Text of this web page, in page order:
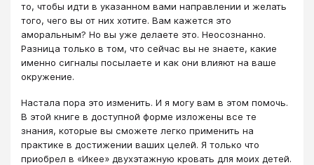
то, чтобы идти в указанном вами направлении и желать
того, чего вы от них хотите. Вам кажется это
аморальным? Но вы уже делаете это. Неосознанно.
Разница только в том, что сейчас вы не знаете, какие
именно сигналы посылаете и как они влияют на ваше
окружение.
Настала пора это изменить. И я могу вам в этом помочь.
В этой книге в доступной форме изложены все те
знания, которые вы сможете легко применить на
практике в достижении ваших целей. Я только что
приобрел в «Икее» двухэтажную кровать для моих детей.